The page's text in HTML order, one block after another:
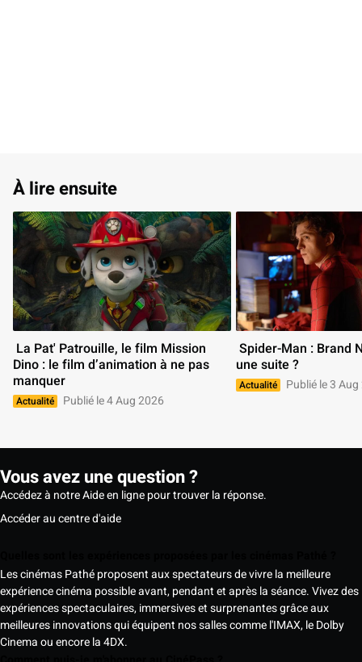
À lire ensuite
Dino : le film d’animation à ne pas
manquer
Actualité Publié le 4 Aug 2026
une suite ?
Actualité Publié le 3
Vous avez une question ?
Accédez à notre Aide en ligne pour trouver la réponse.
Accéder au centre d'aide
Les cinémas Pathé proposent aux spectateurs de vivre la meilleure
expérience cinéma possible avant, pendant et après la séance. Vivez des
expériences spectaculaires, immersives et surprenantes grâce aux
meilleures innovations qui équipent nos salles comme l'IMAX, le Dolby
Cinema ou encore la 4DX.